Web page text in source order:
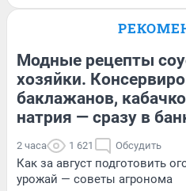
Модные рецепты
хозяйки.
баклажанов,
натрия — сразу в
2 часа 1 621 Обсудить
Как за август подготовить
урожай — советы агронома